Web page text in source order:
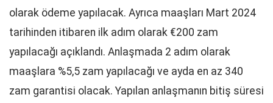
olarak ödeme yapılacak. Ayrıca maaşları Mart 2024
tarihinden itibaren ilk adım olarak €200 zam
yapılacağı açıklandı. Anlaşmada 2 adım olarak
maaşlara %5,5 zam yapılacağı ve ayda en az 340
zam garantisi olacak. Yapılan anlaşmanın bitiş süresi